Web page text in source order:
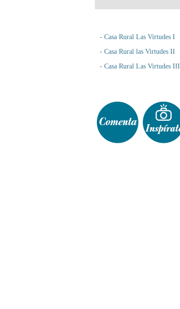
- Casa Rural Las Virtudes I
- Casa Rural las Virtudes II
- Casa Rural Las Virtudes III